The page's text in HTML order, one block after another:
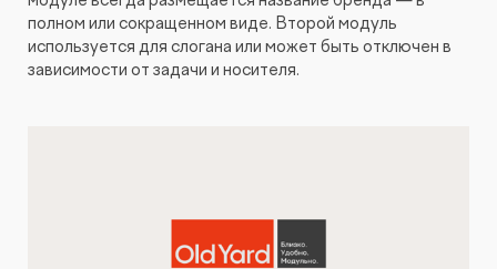
полном или сокращенном виде. Второй модуль
используется для слогана или может быть отключен в
зависимости от задачи и носителя.